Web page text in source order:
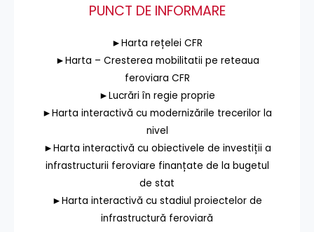
PUNCT DE INFORMARE
►Harta rețelei CFR
►Harta – Cresterea mobilitatii pe reteaua
feroviara CFR
►Lucrări în regie proprie
►Harta interactivă cu modernizările trecerilor la
nivel
►Harta interactivă cu obiectivele de investiții a
infrastructurii feroviare finanțate de la bugetul
de stat
►Harta interactivă cu stadiul proiectelor de
infrastructură feroviară